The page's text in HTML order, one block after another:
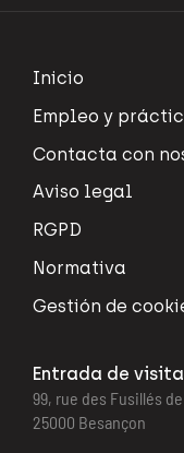
Inicio
Empleo y
Contacta con
Aviso legal
RGPD
Normativa
Gestión de
Entrada de
99, rue des Fusillés
25000 Besançon